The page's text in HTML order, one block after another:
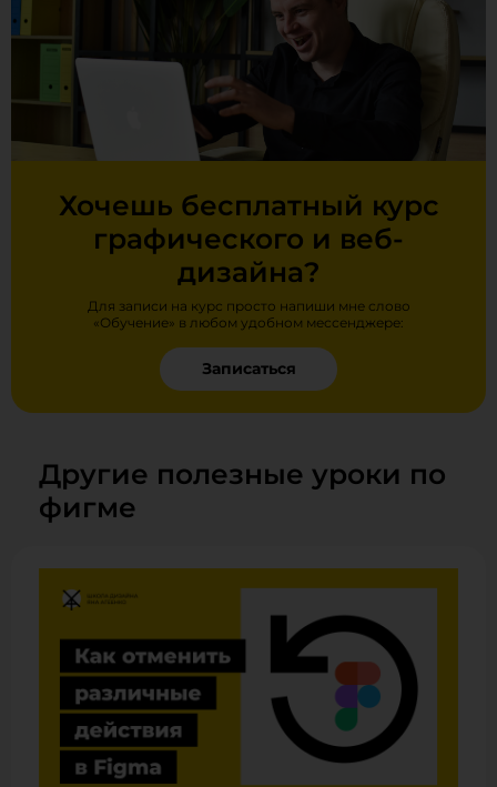
Хочешь бесплатный курс
графического и веб-
дизайна?
Для записи на курс просто напиши мне слово
«Обучение» в любом удобном мессенджере:
Записаться
Другие полезные уроки по
фигме